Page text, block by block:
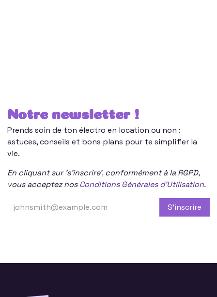
Notre newsletter !
Prends soin de ton électro en location ou non :
astuces, conseils et bons plans pour te simplifier la
vie.
En cliquant sur 's'inscrire', conformément à la RGPD,
vous acceptez nosConditions Générales d'Utilisation.
S'inscrire